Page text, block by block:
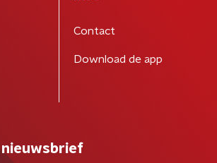
Contact
Download de app
nieuwsbrief